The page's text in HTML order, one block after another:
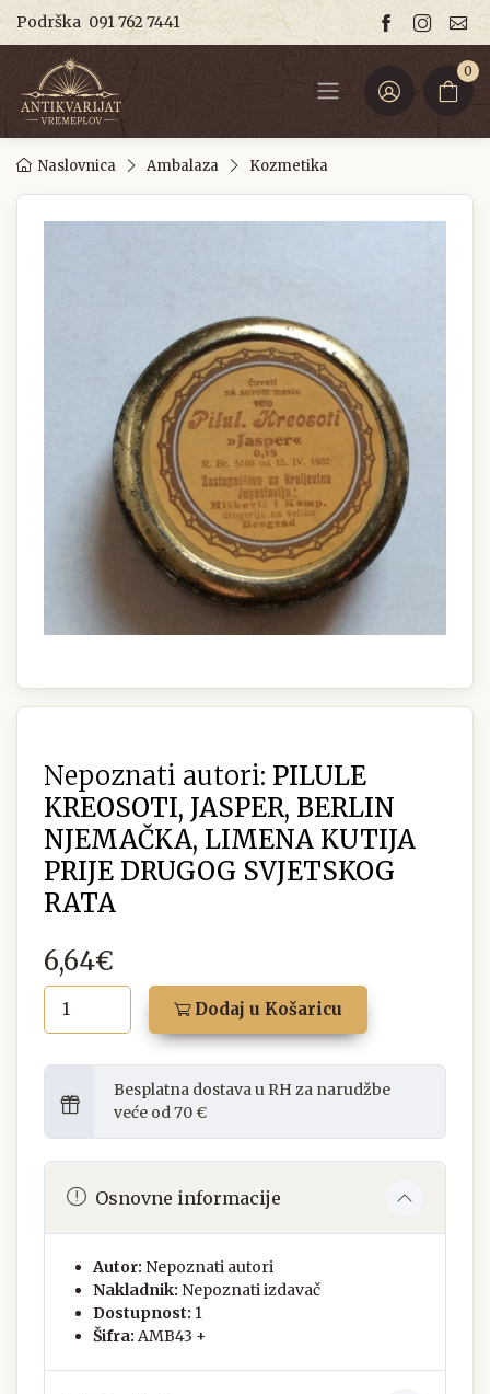
Podrška 091 762 7441
0
Naslovnica Ambalaza Kozmetika
Nepoznati autori: PILULE
KREOSOTI, JASPER, BERLIN
NJEMAČKA, LIMENA KUTIJA
PRIJE DRUGOG SVJETSKOG
RATA
6,64€
Dodaj u Košaricu
Besplatna dostava u RH za narudžbe
veće od 70 €
Osnovne informacije
Autor: Nepoznati autori
Nakladnik: Nepoznati izdavač
Dostupnost: 1
Šifra: AMB43 +